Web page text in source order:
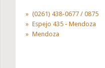
(0261) 438-0677 / 0875
Espejo 435 - Mendoza
Mendoza